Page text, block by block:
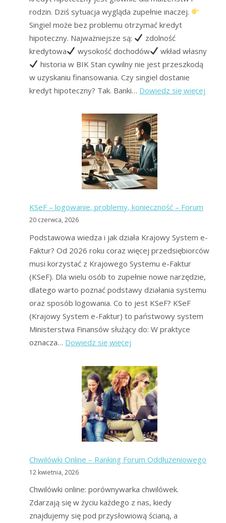
rodzin. Dziś sytuacja wygląda zupełnie inaczej.
Singiel może bez problemu otrzymać kredyt
hipoteczny. Najważniejsze są:
zdolność
kredytowa
wysokość dochodów
wkład własny
historia w BIK Stan cywilny nie jest przeszkodą
w uzyskaniu finansowania. Czy singiel dostanie
kredyt hipoteczny? Tak. Banki… Dowiedz się więcej
KSeF – logowanie, problemy, konieczność – Forum
20 czerwca, 2026
Podstawowa wiedza i jak działa Krajowy System e-
Faktur? Od 2026 roku coraz więcej przedsiębiorców
musi korzystać z Krajowego Systemu e-Faktur
(KSeF). Dla wielu osób to zupełnie nowe narzędzie,
dlatego warto poznać podstawy działania systemu
oraz sposób logowania. Co to jest KSeF? KSeF
(Krajowy System e-Faktur) to państwowy system
Ministerstwa Finansów służący do: W praktyce
oznacza… Dowiedz się więcej
–
logowanie,
problemy,
konieczność
–
Forum
Chwilówki Online – Ranking Forum Oddłużeniowego
12 kwietnia, 2026
Chwilówki online: porównywarka chwilówek.
Zdarzają się w życiu każdego z nas, kiedy
znajdujemy się pod przysłowiową ścianą, a